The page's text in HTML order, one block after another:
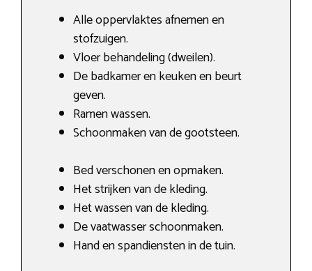
Alle oppervlaktes afnemen en
stofzuigen.
Vloer behandeling (dweilen).
De badkamer en keuken en beurt
geven.
Ramen wassen.
Schoonmaken van de gootsteen.
Bed verschonen en opmaken.
Het strijken van de kleding.
Het wassen van de kleding.
De vaatwasser schoonmaken.
Hand en spandiensten in de tuin.